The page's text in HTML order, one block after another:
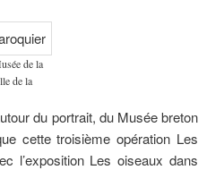
de la
de la
du portrait, du Musée breton
cette troisième opération Les
l’exposition Les oiseaux dans